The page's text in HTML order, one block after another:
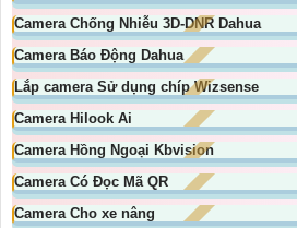
Camera Chống Nhiễu 3D-DNR Dahua
Camera Báo Động Dahua
Lắp camera Sử dụng chíp Wizsense
Camera Hilook Ai
Camera Hồng Ngoại Kbvision
Camera Có Đọc Mã QR
Camera Cho xe nâng